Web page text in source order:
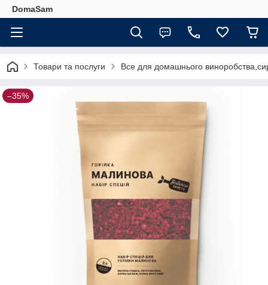
DomaSam
Товари та послуги Все для домашнього
–35%